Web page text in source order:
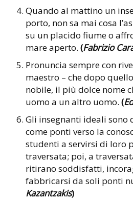
Quando al mattino un
porto, non sa mai cosa
su un placido fiume o
mare aperto. (Fabrizio
Pronuncia sempre con
maestro – che dopo
nobile, il più dolce nome
uomo a un altro uomo. (
Gli insegnanti ideali sono
come ponti verso la
studenti a servirsi di loro
traversata; poi, a
ritirano soddisfatti,
fabbricarsi da soli ponti
Kazantzakis)